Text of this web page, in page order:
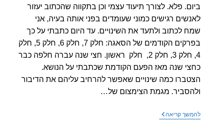
פלא. לצורך תיעוד עצמי וכן בתקווה שהכתוב יעזור
רגישים כמוני שעומדים בפני אותה בעיה, אני
לכתוב ולתעד את השינויים. עד היום כתבתי על כך
בפרקים הקודמים של הסאגה: חלק 7, חלק 6, חלק 5, חלק
4, חלק 3, חלק 2, חלק ראשון. חצי שנה עברה חלפה כבר
שנה מאז הפעם הקודמת שכתבתי על הנושא.
כמה שינויים שאפשר להרחיב עליהם את הדיבור
מגמת הצימצום של…
קריאהשיפורים